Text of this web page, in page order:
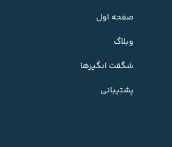
صفحه اول
وبلاگ
شگفت انگیزها
پشتیبانی